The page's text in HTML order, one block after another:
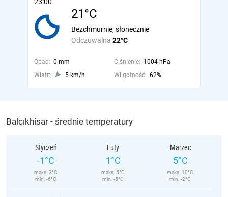
21°C
Odczuwalna 22°C
Bezchmurnie, słonecznie
Opad: 0 mm Ciśnienie: 1004 hPa
Wiatr:
5 km/h Wilgotność: 62%
Balçıkhisar - średnie temperatury
Styczeń
-1°C
maks. 3°C
min. -6°C
Luty
1°C
maks. 5°C
min. -5°C
Marzec
5°C
maks. 10°C
min. -2°C